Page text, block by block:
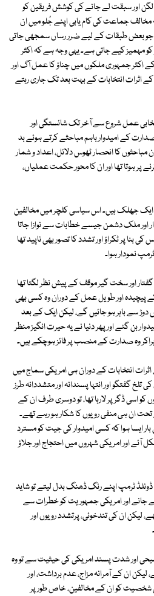
اور سبقت لے جانے کی کوشش فریقین کو
جماعت کی کام یابی اپنے جُلو میں ان
جو بعض طبقات کے لیے ضرر رساں سمجھی جاتی
کیے جاتی ہے۔ یہی وجہ ہے کہ اکثر
اکثر جمہوری ملکوں میں چناؤ کا عمل آگ اور
اثرات انتخابات کے بہت بعد تک جاری رہتے
عمل شروع سے آخر تک شائستگی اور
کے امیدوار باہم مباحثے کرتے ہوئے بد
مباحثوں کا انحصار ٹھوس دلائل، اعداد و شمار
پر ہوتا تھا اور ان کا محور حکمت عملیاں،
ایک جھلک ہیں۔ اس سیاسی کلچر میں مخالفین
اور ملک دشمن جیسے خطابات سے نوازا جاتا
بنا پر ٹکراؤ اور تشدد کا تصور بھی ناپید تھا
نمودار ہوا۔
اور سخت گیر موقف کے پیش نظر لگتا تھا
پیچیدہ اور طویل عمل کے دوران وہ کسی بھی
سے باہر ہو جائیں گے، لیکن ایک کے بعد
بن گئے اور پھر دنیا نے یہ حیرت انگیز منظر
وہ صدارت کے منصب پر فائز ہوچکے ہیں۔
انتخابات کے دوران ہی امریکی سماج میں
گفتگو اور انتہا پسندانہ اور متشددانہ طرز
اسی ڈگر پر لارہا تھا، تو دوسری طرف ان کے
ان ہی منفی رویوں کا شکار ہو رہے تھے۔
ایسا ہوا کہ کسی امیدوار کی جیت کو مسترد
اور امریکی شہروں میں احتجاج اور جلاؤ
ٹرمپ اپنے رنگ ڈھنگ بدل لیتے تو شاید
جانے اور امریکی جمہوریت کو خطرات سے
لیکن ان کی تندخوئی، پرتشدد رویوں اور
اور شدت پسند امریکی کی حیثیت سے تو وہ
لیکن ان کے آمرانہ مزاج، عدم برداشت، اور
کو ان کے مخالفین، خاص طور پر